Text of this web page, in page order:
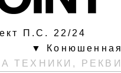
П.С. 22/24
▼
ТЕХНИКИ,